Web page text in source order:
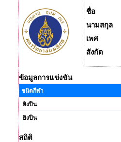
ชื่อ
นามสกุล
เพศ
สังกัด
ข้อมูลการแข่งขัน
ชนิดกีฬา
ยิงปืน
ยิงปืน
สถิติ